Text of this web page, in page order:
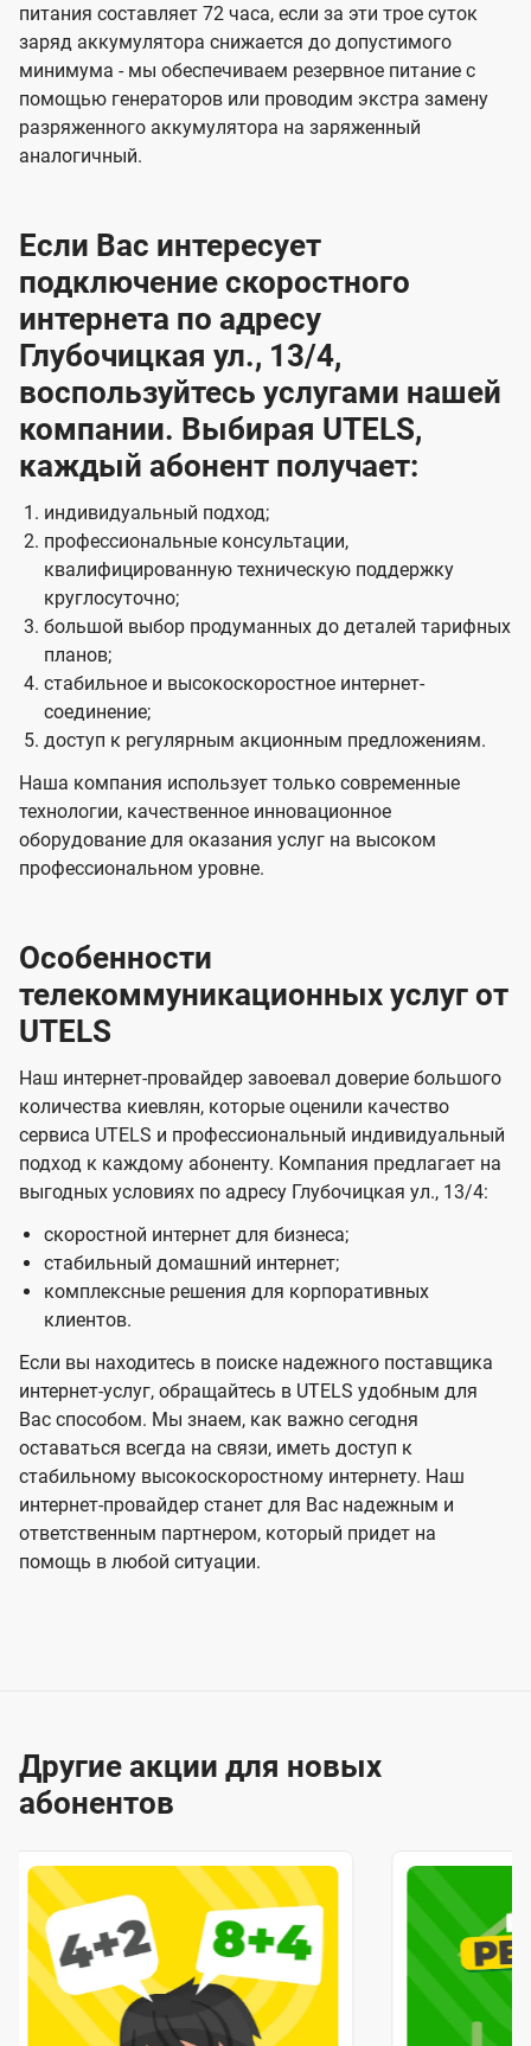
питания составляет 72 часа, если за эти трое суток
заряд аккумулятора снижается до допустимого
минимума - мы обеспечиваем резервное питание с
помощью генераторов или проводим экстра замену
разряженного аккумулятора на заряженный
аналогичный.
Если Вас интересует
подключение скоростного
интернета по адресу
Глубочицкая ул., 13/4,
воспользуйтесь услугами нашей
компании. Выбирая UTELS,
каждый абонент получает:
индивидуальный подход;
профессиональные консультации,
квалифицированную техническую поддержку
круглосуточно;
большой выбор продуманных до деталей тарифных
планов;
стабильное и высокоскоростное интернет-
соединение;
доступ к регулярным акционным предложениям.
Наша компания использует только современные
технологии, качественное инновационное
оборудование для оказания услуг на высоком
профессиональном уровне.
Особенности
телекоммуникационных услуг от
UTELS
Наш интернет-провайдер завоевал доверие большого
количества киевлян, которые оценили качество
сервиса UTELS и профессиональный индивидуальный
подход к каждому абоненту. Компания предлагает на
выгодных условиях по адресу Глубочицкая ул., 13/4:
скоростной интернет для бизнеса;
стабильный домашний интернет;
комплексные решения для корпоративных
клиентов.
Если вы находитесь в поиске надежного поставщика
интернет-услуг, обращайтесь в UTELS удобным для
Вас способом. Мы знаем, как важно сегодня
оставаться всегда на связи, иметь доступ к
стабильному высокоскоростному интернету. Наш
интернет-провайдер станет для Вас надежным и
ответственным партнером, который придет на
помощь в любой ситуации.
Другие акции для новых
абонентов